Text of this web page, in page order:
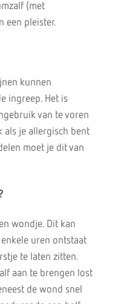
(met
een pleister.
kunnen
ingreep. Het is
van te voren
als je allergisch bent
moet je dit van
wondje. Dit kan
uren ontstaat
te laten zitten.
aan te brengen lost
de wond snel